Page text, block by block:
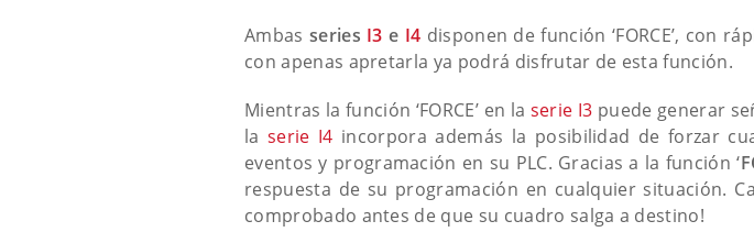
Ambas series I3 e I4 disponen de función ‘FORCE’, con
con apenas apretarla ya podrá disfrutar de esta función.
Mientras la función ‘FORCE’ en la serie I3 puede generar
laserie I4 incorpora además la posibilidad de forzar
eventos y programación en su PLC. Gracias a la función ‘
respuesta de su programación en cualquier situación.
comprobado antes de que su cuadro salga a destino!